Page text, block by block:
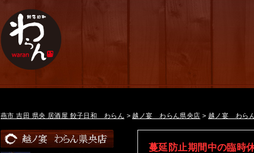
燕市 吉田 県央 居酒屋 餃子日和 わらん >越ノ宴 わらん県央店 > 越ノ宴 わら
蔓延防止期間中の臨時